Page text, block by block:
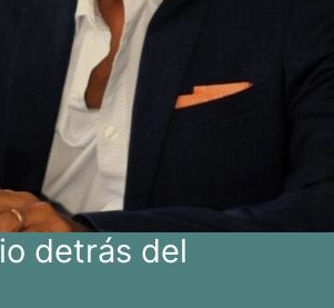
detrás del